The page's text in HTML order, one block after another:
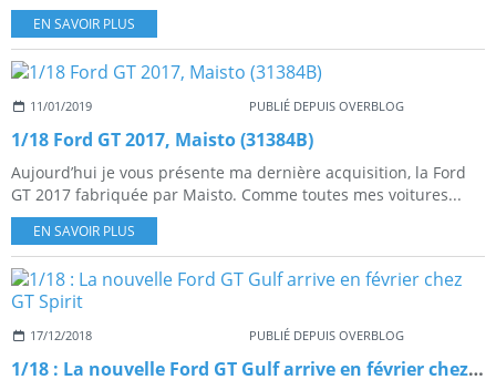
EN SAVOIR PLUS
11/01/2019 PUBLIÉ DEPUIS OVERBLOG
1/18 Ford GT 2017, Maisto (31384B)
Aujourd’hui je vous présente ma dernière acquisition, la Ford
GT 2017 fabriquée par Maisto. Comme toutes mes voitures...
EN SAVOIR PLUS
17/12/2018 PUBLIÉ DEPUIS OVERBLOG
1/18 : La nouvelle Ford GT Gulf arrive en février chez GT Spirit